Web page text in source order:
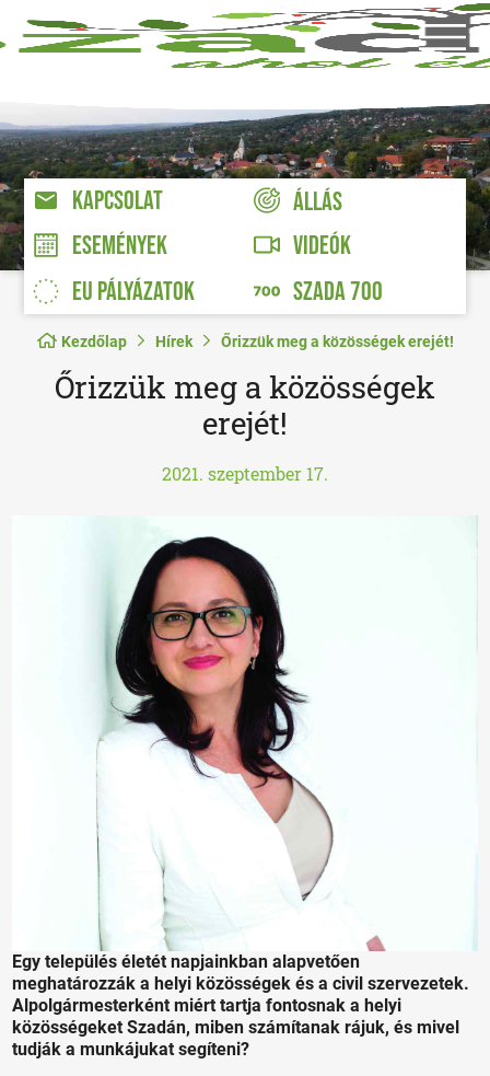
KAPCSOLAT
ÁLLÁS
ESEMÉNYEK
VIDEÓK
EU PÁLYÁZATOK
SZADA 700
Kezdőlap Hírek Őrizzük meg a közösségek erejét!
Őrizzük meg a közösségek
erejét!
2021. szeptember 17.
Egy település életét napjainkban alapvetően
meghatározzák a helyi közösségek és a civil szervezetek.
Alpolgármesterként miért tartja fontosnak a helyi
közösségeket Szadán, miben számítanak rájuk, és mivel
tudják a munkájukat segíteni?